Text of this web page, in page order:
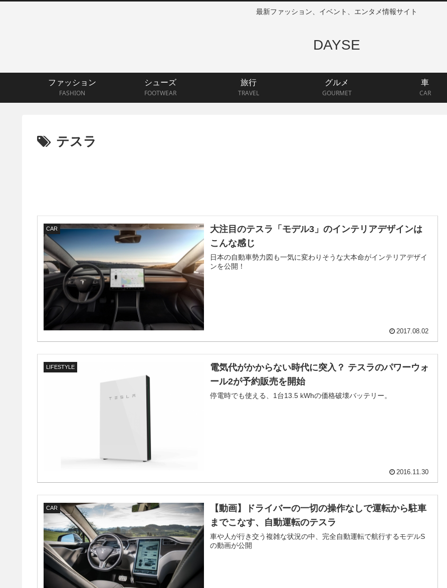
最新ファッション、イベント、エンタメ情報サイト
DAYSE
ファッション
FASHION
シューズ
FOOTWEAR
旅行
TRAVEL
グルメ
GOURMET
車
CAR
テスラ
CAR
大注目のテスラ「モデル3」のインテリアデザインは
こんな感じ
日本の自動車勢力図も一気に変わりそうな大本命がインテリアデザイ
ンを公開！
2017.08.02
LIFESTYLE
電気代がかからない時代に突入？ テスラのパワーウォ
ール2が予約販売を開始
停電時でも使える、1台13.5 kWhの価格破壊バッテリー。
2016.11.30
CAR
【動画】ドライバーの一切の操作なしで運転から駐車
までこなす、自動運転のテスラ
車や人が行き交う複雑な状況の中、完全自動運転で航行するモデルS
の動画が公開